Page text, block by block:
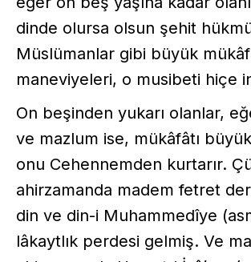
dinde olursa olsun şehit
Müslümanlar gibi büyük
maneviyeleri, o musibeti hiçe
On beşinden yukarı olanlar,
ve mazlum ise, mükâfâtı
onu Cehennemden kurtarır.
ahirzamanda madem fetret
din ve din-i Muhammedîye
lâkaytlık perdesi gelmiş. Ve